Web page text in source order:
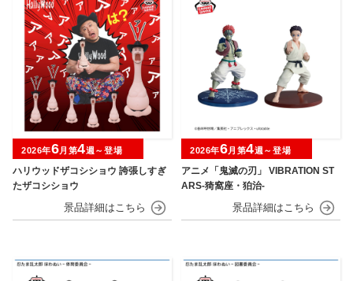
ハリウッドザコシショウ 誇張しすぎ
たザコシショウ
2026年6月第4週～登場
アニメ「鬼滅の刃」 VIBRATION ST
ARS-猗窩座・狛治-
2026年6月第4週～登場